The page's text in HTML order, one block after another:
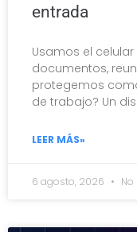
entrada
Usamos el
documentos,
protegemos
de trabajo? Un
LEER MÁS»
6 agosto, 2026